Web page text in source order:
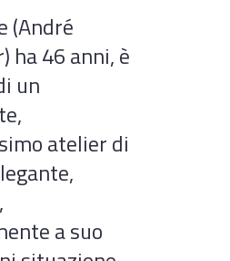
(André
ha 46 anni, è
un
atelier di
a suo